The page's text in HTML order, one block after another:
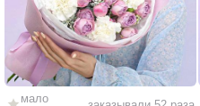
мало